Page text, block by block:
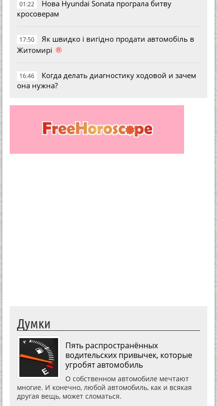
01:22
Нова Hyundai Sonata програла битву
кросоверам
17:50
Як швидко і вигідно продати автомобіль в
Житомирі ®
16:46
Когда делать диагностику ходовой и зачем
она нужна?
Думки
Пять распространённых
водительских привычек, которые
угробят автомобиль
О собственном автомобиле мечтают
многие. И конечно, любой автомобиль, как и всякая
другая вещь, может сломаться.